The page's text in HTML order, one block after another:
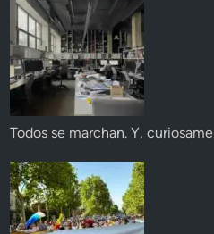
Todos se marchan. Y,